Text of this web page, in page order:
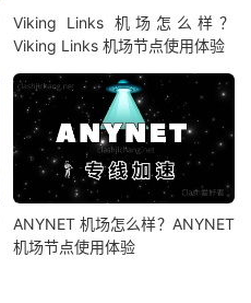
Viking Links 机场怎么样？
Viking Links 机场节点使用体验
ANYNET 机场怎么样？ANYNET
机场节点使用体验